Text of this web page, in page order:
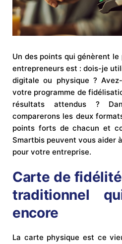
Un des points qui génèrent
entrepreneurs est : dois-je
digitale ou physique ?
votre programme de
résultats attendus ?
comparerons les deux
points forts de chacun et
Smartbis peuvent vous aider
pour votre entreprise.
Carte de
traditionnel
encore
La carte physique est ce